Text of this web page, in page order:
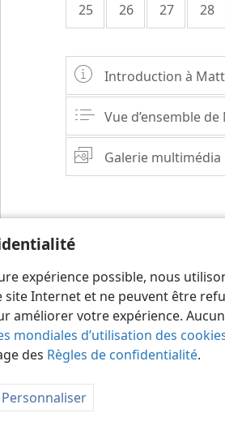
expérience possible, nous
Internet et ne peuvent être
améliorer votre expérience.
mondiales d’utilisation des
des Règles de confidentialité.
Personnaliser
25 26 27 28
Introduction à
Vue d’ensemble
Galerie multimédia
Bible and Tract Society of Pennsylvania